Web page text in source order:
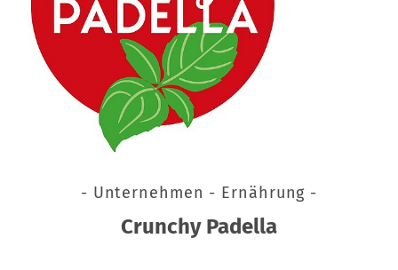
- Unternehmen - Ernährung -
Crunchy Padella